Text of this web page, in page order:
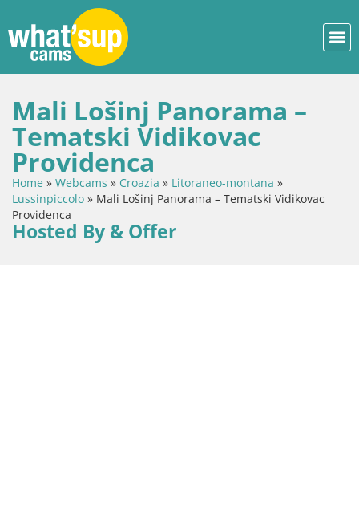
Mali Lošinj Panorama –
Tematski Vidikovac
Providenca
Home » Webcams » Croazia » Litoraneo-montana »
Lussinpiccolo » Mali Lošinj Panorama – Tematski Vidikovac
Providenca
Hosted By & Offer